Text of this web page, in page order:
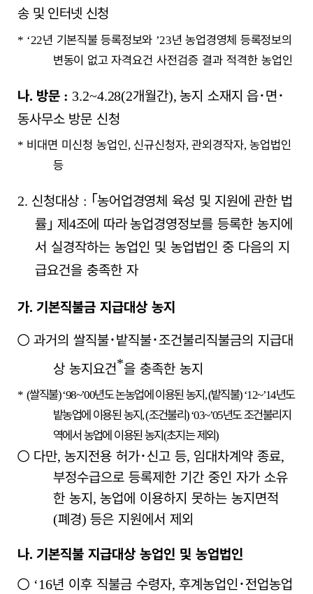
송 및 인터넷 신청
* ‘22년 기본직불 등록정보와 ’23년 농업경영체 등록정보의
변동이 없고 자격요건 사전검증 결과 적격한 농업인
나. 방문 : 3.2~4.28(2개월간),농지 소재지 읍･면 ･
동사무소 방문 신청
* 비대면 미신청 농업인, 신규신청자, 관외경작자, 농업법인
등
2. 신청대상 : ｢농어업경영체 육성 및 지원에 관한 법
률｣제 4조에 따라 농업경영정보를 등록한 농지에
서 실경작하는 농업인 및 농업법인 중 다음의 지
급요건을 충족한 자
가. 기본직불금 지급대상 농지
○ 과거의 쌀직불･밭직불･조건불리직불금의 지급대
상 농지요건*을 충족한 농지
* (쌀직불) ‘98~’00년도 논농업에 이용된 농지 , (밭직불) ‘12~’14년도
밭농업에 이용된 농지 , (조건불리) ‘03~’05년도 조건불리지
역에서 농업에 이용된 농지 (초지는 제외)
○ 다만, 농지전용 허가･신고 등, 임대차계약 종료,
부정수급으로 등록제한 기간 중인 자가 소유
한 농지,농업에 이용하지 못하는 농지면적
(폐경)등은 지원에서 제외
나. 기본직불 지급대상 농업인 및 농업법인
○ ‘16년 이후 직불금 수령자, 후계농업인 ･전업농업